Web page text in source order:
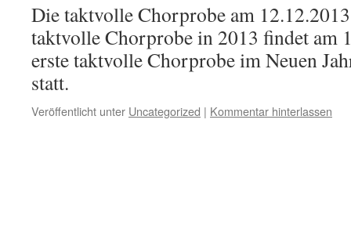
Die taktvolle Chorprobe am
taktvolle Chorprobe in 2013 findet am
erste taktvolle Chorprobe im Neuen
statt.
Veröffentlicht unter Uncategorized | Kommentar hinterlassen